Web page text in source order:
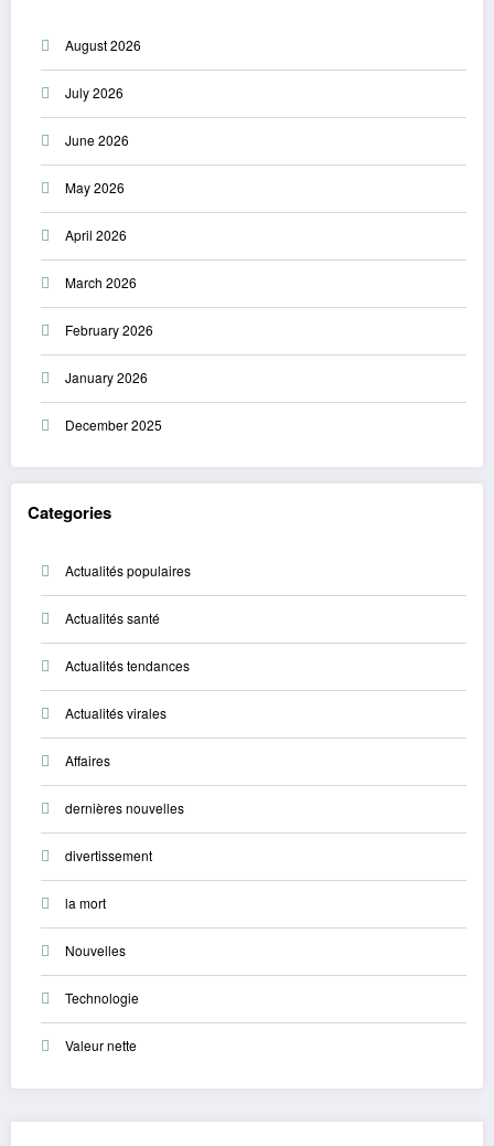
August 2026
July 2026
June 2026
May 2026
April 2026
March 2026
February 2026
January 2026
December 2025
Categories
Actualités populaires
Actualités santé
Actualités tendances
Actualités virales
Affaires
dernières nouvelles
divertissement
la mort
Nouvelles
Technologie
Valeur nette